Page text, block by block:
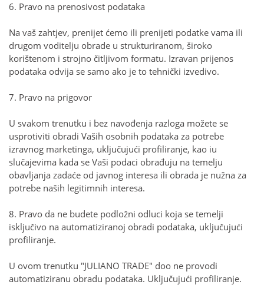
6. Pravo na prenosivost podataka
Na vaš zahtjev, prenijet ćemo ili prenijeti podatke vama ili
drugom voditelju obrade u strukturiranom, široko
korištenom i strojno čitljivom formatu. Izravan prijenos
podataka odvija se samo ako je to tehnički izvedivo.
7. Pravo na prigovor
U svakom trenutku i bez navođenja razloga možete se
usprotiviti obradi Vaših osobnih podataka za potrebe
izravnog marketinga, uključujući profiliranje, kao iu
slučajevima kada se Vaši podaci obrađuju na temelju
obavljanja zadaće od javnog interesa ili obrada je nužna za
potrebe naših legitimnih interesa.
8. Pravo da ne budete podložni odluci koja se temelji
isključivo na automatiziranoj obradi podataka, uključujući
profiliranje.
U ovom trenutku "JULIANO TRADE" doo ne provodi
automatiziranu obradu podataka. Uključujući profiliranje.